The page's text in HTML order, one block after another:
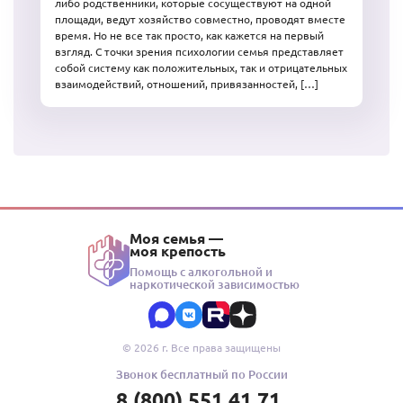
либо родственники, которые сосуществуют на одной
площади, ведут хозяйство совместно, проводят вместе
время. Но не все так просто, как кажется на первый
взгляд. С точки зрения психологии семья представляет
собой систему как положительных, так и отрицательных
взаимодействий, отношений, привязанностей, […]
Моя семья —
моя крепость
Помощь с алкогольной и
наркотической зависимостью
© 2026 г. Все права защищены
Звонок бесплатный по России